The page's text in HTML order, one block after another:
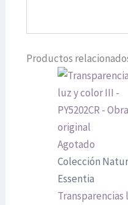
Productos
Agotado
Colección
Essentia
Transparencias